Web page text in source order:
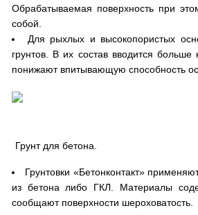
Обрабатываемая поверхность при
собой.
Для рыхлых и высокопористых
грунтов. В их состав вводится
понижают впитывающую способность
Грунт для бетона.
Грунтовки «Бетонконтакт»
из бетона либо ГКЛ. Материалы
сообщают поверхности шероховатость.